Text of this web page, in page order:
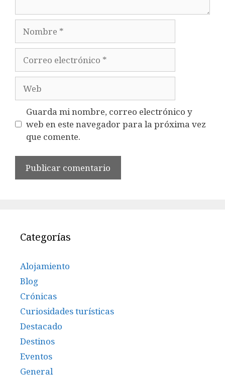
Nombre
electrónico
Guarda mi nombre, correo electrónico y
web en este navegador para la próxima vez
que comente.
Categorías
Alojamiento
Blog
Crónicas
Curiosidades turísticas
Destacado
Destinos
Eventos
General